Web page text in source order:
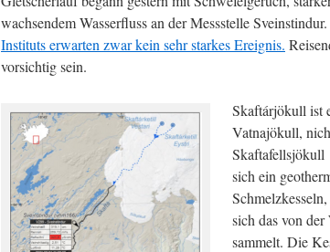
wachsendem Wasserfluss an der Messstelle
Instituts erwarten zwar kein sehr starkes Ereignis.
vorsichtig sein.
Skaftárjökull ist
Vatnajökull,
sich ein
sich das von der
sammelt. Die